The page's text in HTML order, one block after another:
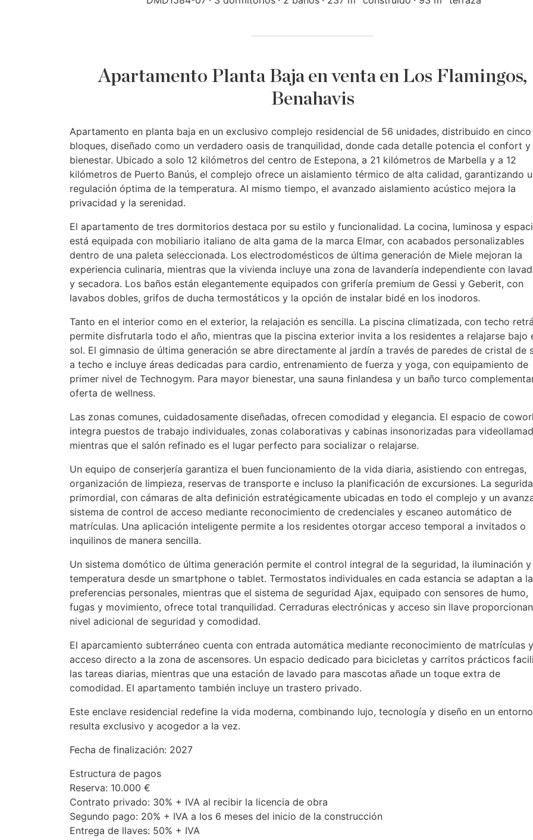
Apartamento Planta Baja en venta en Los Flamingos,
Benahavis
Apartamento en planta baja en un exclusivo complejo residencial de 56 unidades, distribuido en cinco
bloques, diseñado como un verdadero oasis de tranquilidad, donde cada detalle potencia el confort y
bienestar. Ubicado a solo 12 kilómetros del centro de Estepona, a 21 kilómetros de Marbella y a 12
kilómetros de Puerto Banús, el complejo ofrece un aislamiento térmico de alta calidad, garantizando
regulación óptima de la temperatura. Al mismo tiempo, el avanzado aislamiento acústico mejora la
privacidad y la serenidad.
El apartamento de tres dormitorios destaca por su estilo y funcionalidad. La cocina, luminosa y
está equipada con mobiliario italiano de alta gama de la marca Elmar, con acabados personalizables
dentro de una paleta seleccionada. Los electrodomésticos de última generación de Miele mejoran la
experiencia culinaria, mientras que la vivienda incluye una zona de lavandería independiente con
y secadora. Los baños están elegantemente equipados con grifería premium de Gessi y Geberit, con
lavabos dobles, grifos de ducha termostáticos y la opción de instalar bidé en los inodoros.
Tanto en el interior como en el exterior, la relajación es sencilla. La piscina climatizada, con techo
permite disfrutarla todo el año, mientras que la piscina exterior invita a los residentes a relajarse bajo
sol. El gimnasio de última generación se abre directamente al jardín a través de paredes de cristal de
a techo e incluye áreas dedicadas para cardio, entrenamiento de fuerza y yoga, con equipamiento de
primer nivel de Technogym. Para mayor bienestar, una sauna finlandesa y un baño turco
oferta de wellness.
Las zonas comunes, cuidadosamente diseñadas, ofrecen comodidad y elegancia. El espacio de
integra puestos de trabajo individuales, zonas colaborativas y cabinas insonorizadas para
mientras que el salón refinado es el lugar perfecto para socializar o relajarse.
Un equipo de conserjería garantiza el buen funcionamiento de la vida diaria, asistiendo con entregas,
organización de limpieza, reservas de transporte e incluso la planificación de excursiones. La
primordial, con cámaras de alta definición estratégicamente ubicadas en todo el complejo y un
sistema de control de acceso mediante reconocimiento de credenciales y escaneo automático de
matrículas. Una aplicación inteligente permite a los residentes otorgar acceso temporal a invitados o
inquilinos de manera sencilla.
Un sistema domótico de última generación permite el control integral de la seguridad, la iluminación y
temperatura desde un smartphone o tablet. Termostatos individuales en cada estancia se adaptan a
preferencias personales, mientras que el sistema de seguridad Ajax, equipado con sensores de humo,
fugas y movimiento, ofrece total tranquilidad. Cerraduras electrónicas y acceso sin llave
nivel adicional de seguridad y comodidad.
El aparcamiento subterráneo cuenta con entrada automática mediante reconocimiento de matrículas y
acceso directo a la zona de ascensores. Un espacio dedicado para bicicletas y carritos prácticos
las tareas diarias, mientras que una estación de lavado para mascotas añade un toque extra de
comodidad. El apartamento también incluye un trastero privado.
Este enclave residencial redefine la vida moderna, combinando lujo, tecnología y diseño en un
resulta exclusivo y acogedor a la vez.
Fecha de finalización: 2027
Estructura de pagos
Reserva: 10.000 €
Contrato privado: 30% + IVA al recibir la licencia de obra
Segundo pago: 20% + IVA a los 6 meses del inicio de la construcción
Entrega de llaves: 50% + IVA